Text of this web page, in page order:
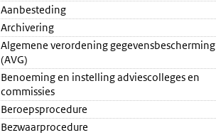
Aanbesteding
Archivering
Algemene verordening gegevensbescherming
(AVG)
Benoeming en instelling adviescolleges en
commissies
Beroepsprocedure
Bezwaarprocedure